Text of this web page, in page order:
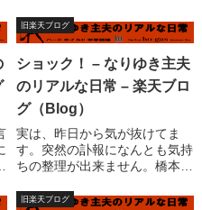
ではないのですが、アクセスグ
ラフが３日ほどビビビっと伸び
ていたのに対して、昨日のダイ
エットネタ（いや、別にネタ作
ってる訳じゃない...
旧楽天ブログ
ショック！ – なりゆき主夫
のリアルな日常 – 楽天ブロ
グ（Blog）
実は、昨日から気が抜けてま
す。突然の訃報になんとも気持
ちの整理が出来ません。橋本真
ま、私はプロレスラーではあり
旧楽天ブログ